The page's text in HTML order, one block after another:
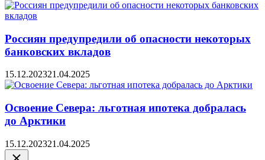
Россиян предупредили об опасности некоторых
банковских вкладов
15.12.202321.04.2025
Освоение Севера: льготная ипотека добралась
до Арктики
15.12.202321.04.2025
Закрыть